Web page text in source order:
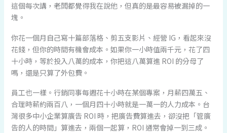
這個每次講，老闆都覺得我在說他，但真的是最容易被漏掉的一
塊。
你花一個月自己寫十篇部落格、剪五支影片、經營 IG，看起來沒
花錢，但你的時間有機會成本。如果你一小時值兩千元，花了四
十小時，等於投入八萬的成本，你把這八萬算進 ROI 的分母了
嗎，還是只算了外包費。
員工也一樣。行銷同事每週花十小時在某個專案，月薪四萬五、
合理時薪約兩百八，一個月四十小時就是一萬一的人力成本。台
灣很多中小企業算廣告 ROI 時，把廣告費算進去，卻沒把「管廣
告的人的時間」算進去，兩個一起算，ROI 通常會掉一到三成。